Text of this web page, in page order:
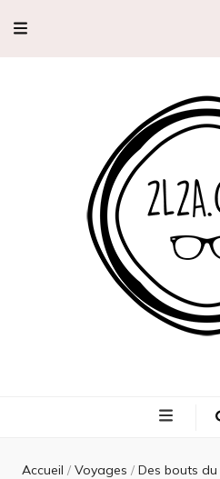
Accueil / Voyages / Des bouts